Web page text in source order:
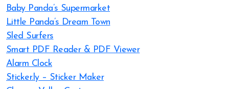
Baby Panda’s Supermarket
Little Panda’s Dream Town
Sled Surfers
Smart PDF Reader & PDF Viewer
Alarm Clock
Sticker.ly – Sticker Maker